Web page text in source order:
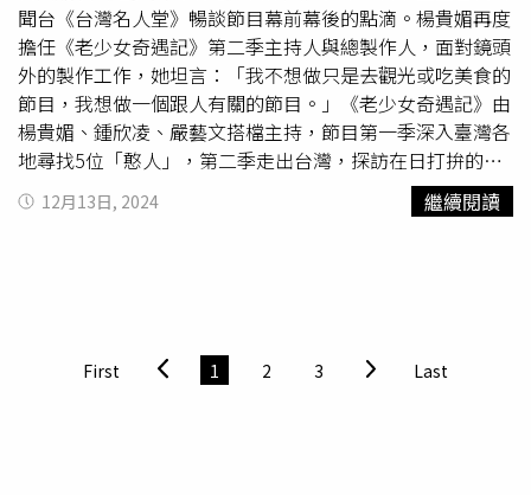
招近期開始上重訓課，健身教練雖帥，但也已死會，笑稱把
和健身教練的「肢體接觸」當成小確幸；另外，嚴藝文也很
好奇到健身房的男生不知為何常常發出一些「聲響」，宋偉
恩連忙解釋：「那個是對的，才不會氣胸。」開始一周一重
訓的嚴藝文，把跟教練的互動當小確幸。（圖／林士傑攝）
嚴藝文笑說：「我知道，但那個聲音出來就會解嗨，健身教
練不要罵我，我無知，可是我有點受不了。」她更加碼分
享，有些人舉重會重重地把器材往地上放，發出「哐」一
重活，也從不退縮。40多歲時，邱柴氏的丈夫突然離世，她
堅強地獨自撫養4個孩子，哪怕經濟困難，也要讓孩子節慶
時有新衣穿、有白饃吃。然而，命運的考驗接踵而至。70多
歲時，大兒子因病早逝，兒媳改嫁，只留下孫女。邱柴氏再
次將孫女撫養成人。後來孫女婚姻不順，孫女婿病故。每次
遭遇不幸，她都能在短時間內放下悲痛，以笑臉迎接新生
活。每年太婆生日，無論家人是否張羅，村民都會自發前來
相聚，大家自帶炒花生等零食，分享生活點滴。在身體靈便
企業為她訂製了九層蛋糕，村民們感嘆「過年都沒這麽熱
聞台《台灣名人堂》暢談節目幕前幕後的點滴。楊貴媚再度
擔任《老少女奇遇記》第二季主持人與總製作人，面對鏡頭
外的製作工作，她坦言：「我不想做只是去觀光或吃美食的
節目，我想做一個跟人有關的節目。」《老少女奇遇記》由
楊貴媚、鍾欣凌、嚴藝文搭檔主持，節目第一季深入臺灣各
地尋找5位「憨人」，第二季走出台灣，探訪在日打拚的台
灣人。楊貴媚透露自己私心想享受住在日本的感覺，也想知
道那些台灣人願意留在日本偏鄉的原因，當地環境雖寧靜舒
幕前幕後辛苦點滴。（圖／台視提供）崔長華入行40餘年，
仍舊保持高度熱情，秉持「不做別人做過的」原則，創造出
12月13日, 2024 繼續閱讀
First 1 2 3 Last